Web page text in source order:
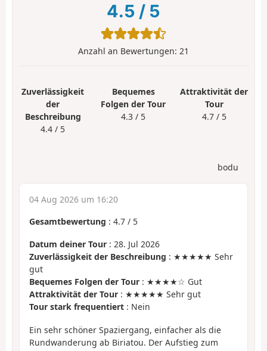
4.5 / 5
Anzahl an Bewertungen: 21
Zuverlässigkeit
der
Beschreibung
4.4 / 5
Bequemes
Folgen der Tour
4.3 / 5
Attraktivität der
Tour
4.7 / 5
bodu
04 Aug 2026 um 16:20
Gesamtbewertung : 4.7 / 5
Datum deiner Tour : 28. Jul 2026
Zuverlässigkeit der Beschreibung : ★★★★★ Sehr
gut
Bequemes Folgen der Tour : ★★★★☆ Gut
Attraktivität der Tour : ★★★★★ Sehr gut
Tour stark frequentiert : Nein
Ein sehr schöner Spaziergang, einfacher als die
Rundwanderung ab Biriatou. Der Aufstieg zum